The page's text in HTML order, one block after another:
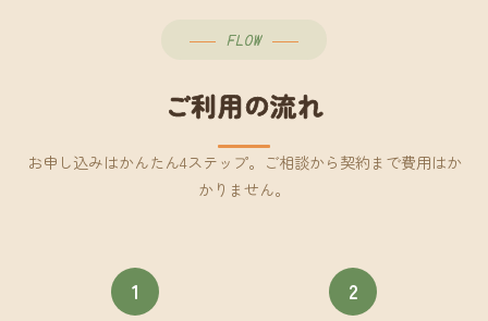
FLOW
ご利用の流れ
お申し込みはかんたん4ステップ。ご相談から契約まで費用はか
かりません。
1 2